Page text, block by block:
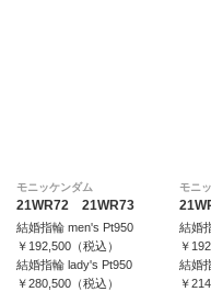
モニッケンダム
21WR72 21WR73
結婚指輪 men's Pt950
￥192,500（税込）
結婚指輪 lady's Pt950
￥280,500（税込）
モニ
結婚
￥
結婚
￥